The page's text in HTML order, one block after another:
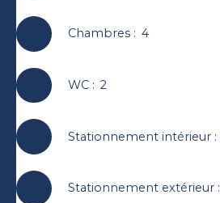
Chambres: 4
WC: 2
Stationnement intérieur:
Stationnement extérieur: